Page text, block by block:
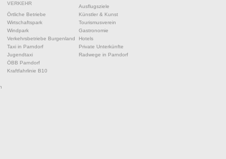
VERKEHR
Örtliche Betriebe
Wirtschaftspark
Windpark
Verkehrsbetriebe Burgenland
Taxi in Parndorf
Jugendtaxi
ÖBB Parndorf
Kraftfahrlinie B10
Ausflugsziele
Künstler & Kunst
Tourismusverein
Gastronomie
Hotels
Private Unterkünfte
Radwege in Parndorf